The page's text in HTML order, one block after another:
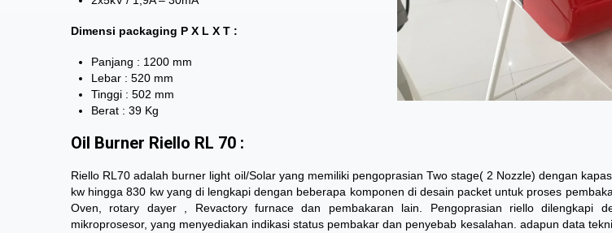
Dimensi packaging P X L X T :
Panjang : 1200 mm
Lebar : 520 mm
Tinggi : 502 mm
Berat : 39 Kg
Oil Burner Riello RL 70 :
Riello RL70 adalah burner light oil/Solar yang memiliki pengoprasian Two stage( 2 Nozzle) dengan
kw hingga 830 kw yang di lengkapi dengan beberapa komponen di desain packet untuk proses
Oven, rotary dayer , Revactory furnace dan pembakaran lain. Pengoprasian riello dilengkapi
mikroprosesor, yang menyediakan indikasi status pembakar dan penyebab kesalahan. adapun data